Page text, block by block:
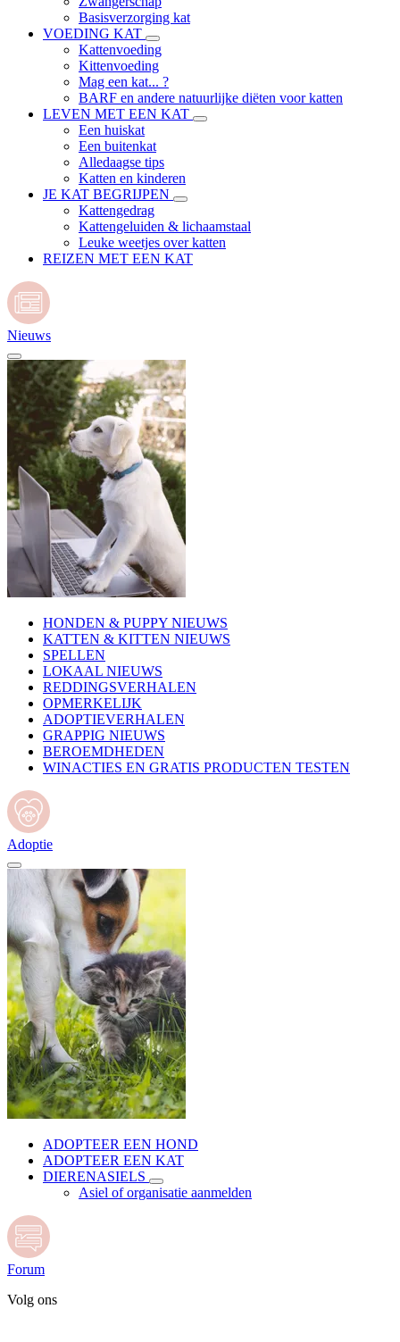
Basisverzorging kat
VOEDING KAT
Kattenvoeding
Kittenvoeding
Mag een kat... ?
BARF en andere natuurlijke diëten voor katten
LEVEN MET EEN KAT
Een huiskat
Een buitenkat
Alledaagse tips
Katten en kinderen
JE KAT BEGRIJPEN
Kattengedrag
Kattengeluiden & lichaamstaal
Leuke weetjes over katten
REIZEN MET EEN KAT
Nieuws
HONDEN & PUPPY NIEUWS
KATTEN & KITTEN NIEUWS
SPELLEN
LOKAAL NIEUWS
REDDINGSVERHALEN
OPMERKELIJK
ADOPTIEVERHALEN
GRAPPIG NIEUWS
BEROEMDHEDEN
WINACTIES EN GRATIS PRODUCTEN TESTEN
Adoptie
ADOPTEER EEN HOND
ADOPTEER EEN KAT
DIERENASIELS
Asiel of organisatie aanmelden
Forum
Volg ons